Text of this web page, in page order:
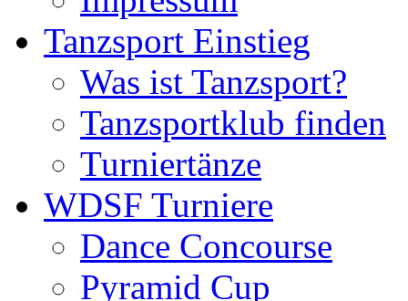
Tanzsport Einstieg
Was ist Tanzsport?
Tanzsportklub finden
Turniertänze
WDSF Turniere
Dance Concourse
Pyramid Cup